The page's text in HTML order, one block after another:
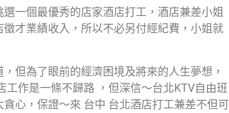
一個最優秀的店家酒店打工，酒店兼差小姐
才業績收入，所以不必另付經紀費，小姐就
但為了眼前的經濟困境及將來的人生夢想，
作是一條不歸路 ，但深信～台北KTV自由班
心，保證～來 台中 台北酒店打工兼差不但可